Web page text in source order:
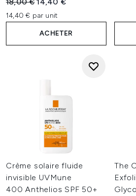
14,40 € par unit
ACHETER
Crème solaire fluide
invisible UVMune
400 Anthelios SPF 50+
The